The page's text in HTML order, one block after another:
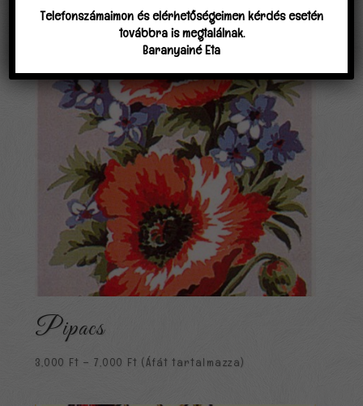
-
7,000 Ft
Pipacs
3,000 Ft – 7,000 Ft Ártartomány:
(Áfát tartalmazza)
Telefonszámaimon és elérhetőségeimen kérdés esetén
továbbra is megtalálnak.
Baranyainé Eta